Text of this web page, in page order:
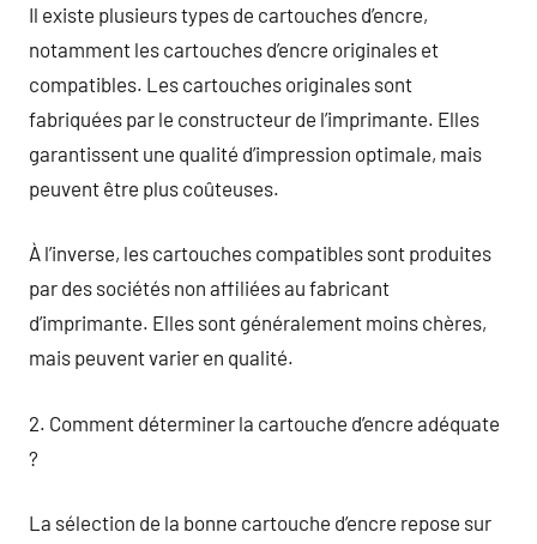
Il existe plusieurs types de cartouches d’encre,
notamment les cartouches d’encre originales et
compatibles. Les cartouches originales sont
fabriquées par le constructeur de l’imprimante. Elles
garantissent une qualité d’impression optimale, mais
peuvent être plus coûteuses.
À l’inverse, les cartouches compatibles sont produites
par des sociétés non affiliées au fabricant
d’imprimante. Elles sont généralement moins chères,
mais peuvent varier en qualité.
2. Comment déterminer la cartouche d’encre adéquate
?
La sélection de la bonne cartouche d’encre repose sur